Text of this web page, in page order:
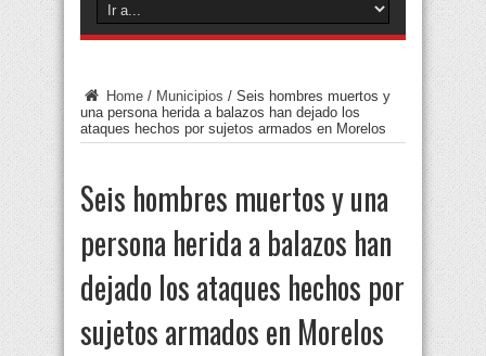
Home / Municipios / Seis hombres muertos y
una persona herida a balazos han dejado los
ataques hechos por sujetos armados en Morelos
Seis hombres muertos y una
persona herida a balazos han
dejado los ataques hechos por
sujetos armados en Morelos